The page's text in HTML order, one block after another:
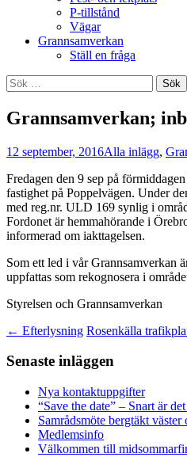
P-tillstånd
Vägar
Grannsamverkan
Ställ en fråga
Sök
efter:
Grannsamverkan;
12 september, 2016Alla inlägg,
Fredagen den 9 sep på
fastighet på Poppelvägen. Under
med reg.nr. ULD 169 synlig i
Fordonet är hemmahörande i
informerad om iakttagelsen.
Som ett led i vår Grannsamverkan
uppfattas som rekognosera i
Styrelsen och Grannsamverkan
Inläggsnavigering
← Efterlysning Rosenkälla
Senaste inläggen
Nya kontaktuppgifter
“Save the date” – Snart är
Samrådsmöte bergtäkt väster
Medlemsinfo
Välkommen till